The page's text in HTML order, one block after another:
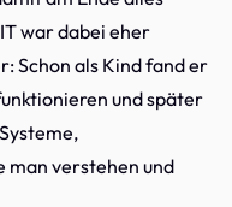
war dabei eher
Schon als Kind fand er
und später
man verstehen und